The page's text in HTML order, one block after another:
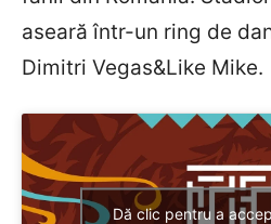
aseară într-un ring de
Dimitri Vegas&Like Mike.
Dă clic pentru a